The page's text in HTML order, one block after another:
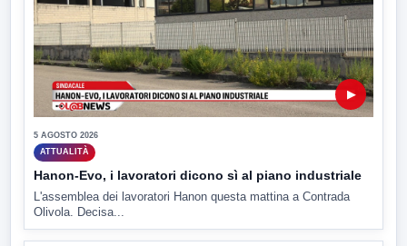
▶
5 AGOSTO 2026
ATTUALITÀ
Hanon-Evo, i lavoratori dicono sì al piano industriale
L'assemblea dei lavoratori Hanon questa mattina a Contrada
Olivola. Decisa...